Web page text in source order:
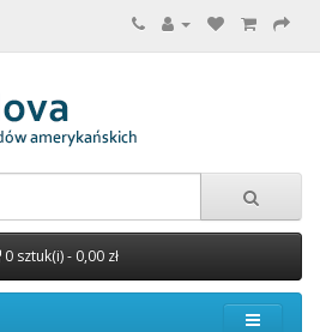
0 sztuk(i) - 0,00 zł